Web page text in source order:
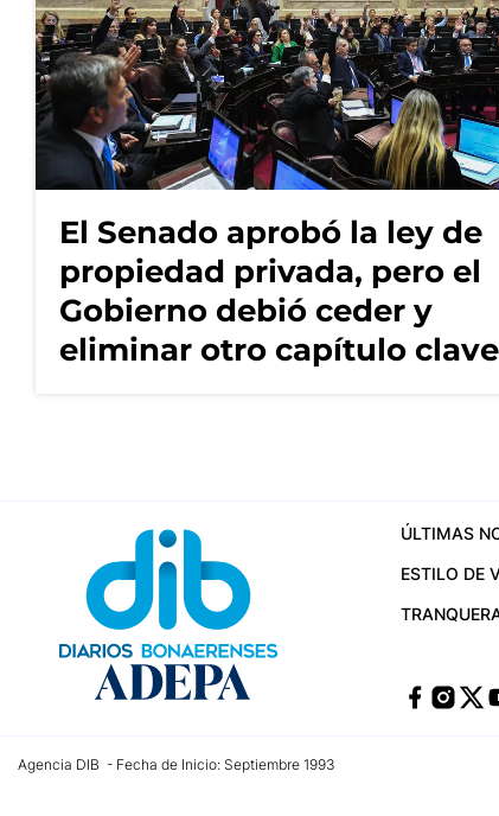
El Senado aprobó la ley de
propiedad privada, pero el
Gobierno debió ceder y
eliminar otro capítulo clave
ÚLTIMAS
ESTILO DE
Agencia DIB - Fecha de Inicio: Septiembre 1993